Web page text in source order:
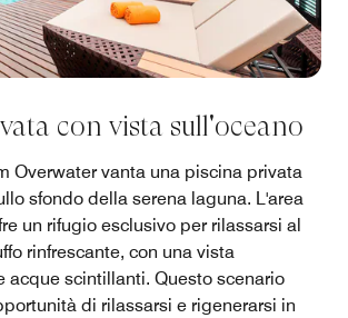
con vista sull'oceano
Overwater vanta una piscina privata
sfondo della serena laguna. L'area
un rifugio esclusivo per rilassarsi al
rinfrescante, con una vista
acque scintillanti. Questo scenario
di rilassarsi e rigenerarsi in